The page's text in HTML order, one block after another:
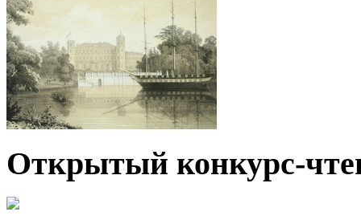
Открытый конкурс-